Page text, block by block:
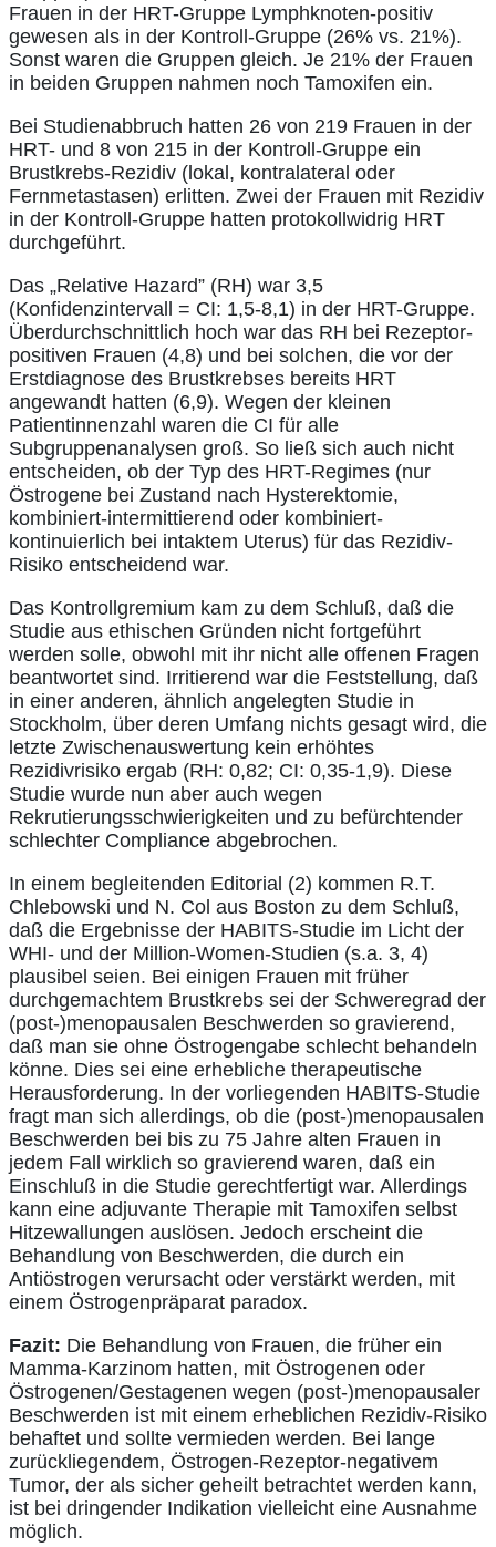
Frauen in der HRT-Gruppe Lymphknoten-positiv
gewesen als in der Kontroll-Gruppe (26% vs. 21%).
Sonst waren die Gruppen gleich. Je 21% der Frauen
in beiden Gruppen nahmen noch Tamoxifen ein.
Bei Studienabbruch hatten 26 von 219 Frauen in der
HRT- und 8 von 215 in der Kontroll-Gruppe ein
Brustkrebs-Rezidiv (lokal, kontralateral oder
Fernmetastasen) erlitten. Zwei der Frauen mit Rezidiv
in der Kontroll-Gruppe hatten protokollwidrig HRT
durchgeführt.
Das „Relative Hazard” (RH) war 3,5
(Konfidenzintervall = CI: 1,5-8,1) in der HRT-Gruppe.
Überdurchschnittlich hoch war das RH bei Rezeptor-
positiven Frauen (4,8) und bei solchen, die vor der
Erstdiagnose des Brustkrebses bereits HRT
angewandt hatten (6,9). Wegen der kleinen
Patientinnenzahl waren die CI für alle
Subgruppenanalysen groß. So ließ sich auch nicht
entscheiden, ob der Typ des HRT-Regimes (nur
Östrogene bei Zustand nach Hysterektomie,
kombiniert-intermittierend oder kombiniert-
kontinuierlich bei intaktem Uterus) für das Rezidiv-
Risiko entscheidend war.
Das Kontrollgremium kam zu dem Schluß, daß die
Studie aus ethischen Gründen nicht fortgeführt
werden solle, obwohl mit ihr nicht alle offenen Fragen
beantwortet sind. Irritierend war die Feststellung, daß
in einer anderen, ähnlich angelegten Studie in
Stockholm, über deren Umfang nichts gesagt wird, die
letzte Zwischenauswertung kein erhöhtes
Rezidivrisiko ergab (RH: 0,82; CI: 0,35-1,9). Diese
Studie wurde nun aber auch wegen
Rekrutierungsschwierigkeiten und zu befürchtender
schlechter Compliance abgebrochen.
In einem begleitenden Editorial (2) kommen R.T.
Chlebowski und N. Col aus Boston zu dem Schluß,
daß die Ergebnisse der HABITS-Studie im Licht der
WHI- und der Million-Women-Studien (s.a. 3, 4)
plausibel seien. Bei einigen Frauen mit früher
durchgemachtem Brustkrebs sei der Schweregrad der
(post-)menopausalen Beschwerden so gravierend,
daß man sie ohne Östrogengabe schlecht behandeln
könne. Dies sei eine erhebliche therapeutische
Herausforderung. In der vorliegenden HABITS-Studie
fragt man sich allerdings, ob die (post-)menopausalen
Beschwerden bei bis zu 75 Jahre alten Frauen in
jedem Fall wirklich so gravierend waren, daß ein
Einschluß in die Studie gerechtfertigt war. Allerdings
kann eine adjuvante Therapie mit Tamoxifen selbst
Hitzewallungen auslösen. Jedoch erscheint die
Behandlung von Beschwerden, die durch ein
Antiöstrogen verursacht oder verstärkt werden, mit
einem Östrogenpräparat paradox.
Fazit: Die Behandlung von Frauen, die früher ein
Mamma-Karzinom hatten, mit Östrogenen oder
Östrogenen/Gestagenen wegen (post-)menopausaler
Beschwerden ist mit einem erheblichen Rezidiv-Risiko
behaftet und sollte vermieden werden. Bei lange
zurückliegendem, Östrogen-Rezeptor-negativem
Tumor, der als sicher geheilt betrachtet werden kann,
ist bei dringender Indikation vielleicht eine Ausnahme
möglich.